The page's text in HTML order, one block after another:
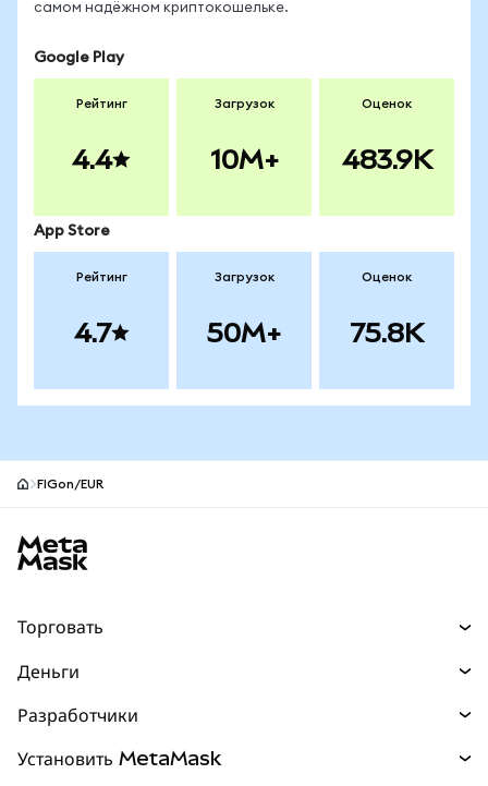
самом надёжном криптокошельке.
Google Play
Рейтинг
4.4
Загрузок
10M+
Оценок
483.9K
App Store
Рейтинг
4.7
Загрузок
50M+
Оценок
75.8K
FIGon/EUR
Торговать
Прогнозы
Перпы НОВИНКА
Деньги
mUSD
Разработчики
Установить MetaMask